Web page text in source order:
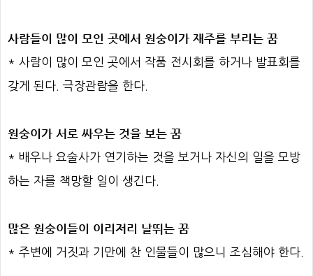
사람들이 많이 모인 곳에서 원숭이가 재주를 부리는 꿈
* 사람이 많이 모인 곳에서 작품 전시회를 하거나 발표회를
갖게 된다. 극장관람을 한다.
원숭이가 서로 싸우는 것을 보는 꿈
* 배우나 요술사가 연기하는 것을 보거나 자신의 일을 모방
하는 자를 책망할 일이 생긴다.
많은 원숭이들이 이리저리 날뛰는 꿈
* 주변에 거짓과 기만에 찬 인물들이 많으니 조심해야 한다.